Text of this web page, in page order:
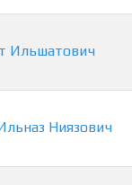
Ильшатович
Ниязович